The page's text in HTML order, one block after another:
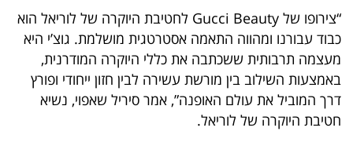
דרושים
ניוזלטרים
“צירופו של Gucci Beauty לחטיבת היוקרה של לוריאל הוא
כבוד עבורנו ומהווה התאמה אסטרטגית מושלמת. גוצ’י היא
מעצמה תרבותית ששכתבה את כללי היוקרה המודרנית,
באמצעות השילוב בין מורשת עשירה לבין חזון ייחודי ופורץ
דרך המוביל את עולם האופנה”, אמר סיריל שאפוי, נשיא
חטיבת היוקרה של לוריאל.